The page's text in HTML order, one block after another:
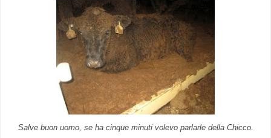
Salve buon uomo, se ha cinque minuti volevo parlarle della Chicco.